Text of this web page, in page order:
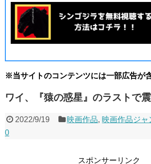
※当サイトのコンテンツには一部広告が
ワイ、『猿の惑星』のラストで
2022/9/19 映画作品, 映画作品ジャ
0
スポンサーリンク